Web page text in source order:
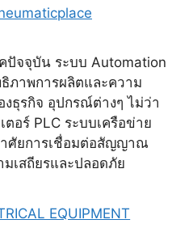
ปัจจุบัน ระบบ Automation
ภาพการผลิตและความ
ธุรกิจ อุปกรณ์ต่างๆ ไม่ว่า
ตอร์ PLC ระบบเครือข่าย
าศัยการเชื่อมต่อสัญญาณ
เสถียรและปลอดภัย
EQUIPMENT